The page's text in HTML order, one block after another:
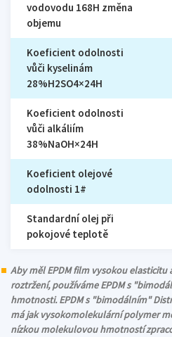
vodovodu 168H změna
objemu
Koeficient odolnosti
vůči kyselinám
28%H2SO4×24H
Koeficient odolnosti
vůči alkáliím
38%NaOH×24H
Koeficient olejové
odolnosti 1#
Standardní olej při
pokojové teplotě
Aby měl EPDM film vysokou
roztržení, používáme EPDM s
hmotnosti. EPDM s "bimodálním"
má jak vysokomolekulární polymer
nízkou molekulovou hmotností